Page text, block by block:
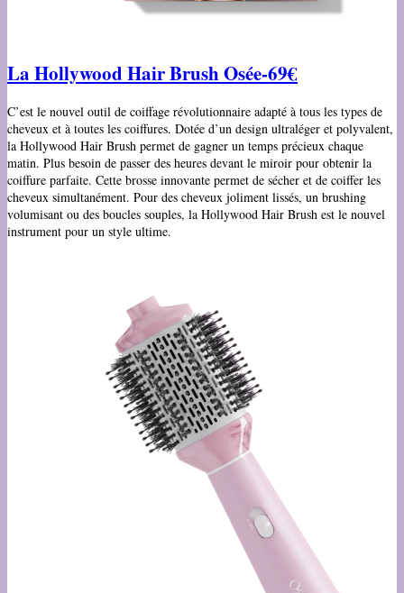
La Hollywood Hair BrushOsée-69€
C’est le nouvel outil de coiffage révolutionnaire adapté à tous les types de
cheveux et à toutes les coiffures. Dotée d’un design ultraléger et polyvalent,
la Hollywood Hair Brush permet de gagner un temps précieux chaque
matin. Plus besoin de passer des heures devant le miroir pour obtenir la
coiffure parfaite. Cette brosse innovante permet de sécher et de coiffer les
cheveux simultanément. Pour des cheveux joliment lissés, un brushing
volumisant ou des boucles souples, la Hollywood Hair Brush est le nouvel
instrument pour un style ultime.